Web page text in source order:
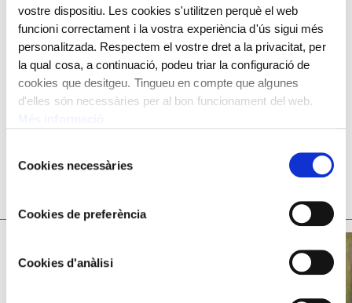
vostre dispositiu. Les cookies s'utilitzen perquè el web
funcioni correctament i la vostra experiència d'ús sigui més
personalitzada. Respectem el vostre dret a la privacitat, per
la qual cosa, a continuació, podeu triar la configuració de
cookies que desitgeu. Tingueu en compte que algunes
d'elles són necessàries per al bon funcionament del web.
deCookies necessàries
Cookies de preferència
Cookies d'anàlisi
Oli sobre tela
68x110 cm
Hermen Anglada Camarasa,1871 - 1959
TAMBÉ ET POT INTERESSAR